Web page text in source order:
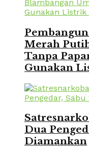
Merah
Tanpa
Gunakan
Dua
Diamankan